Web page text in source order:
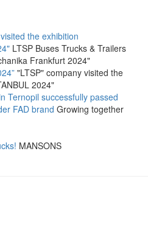
the exhibition
LTSP Buses Trucks & Trailers
Frankfurt 2024"
"LTSP" company visited the
2024"
Ternopil successfully passed
FAD brand Growing together
MANSONS